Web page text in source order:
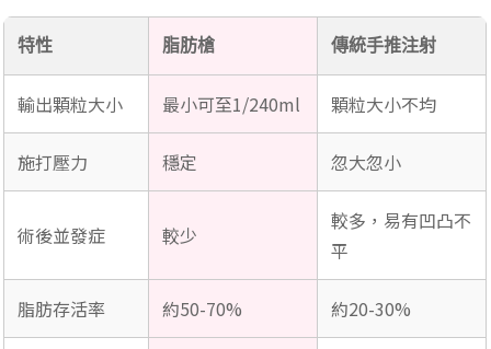
特性 脂肪槍 傳統手推注射
輸出顆粒大小 最小可至1/240ml 顆粒大小不均
施打壓力 穩定 忽大忽小
術後並發症 較少
較多，易有凹凸不
平
脂肪存活率 約50-70% 約20-30%